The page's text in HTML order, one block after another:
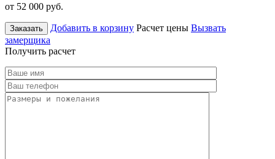
от 52 000 руб.
Заказать Добавить в корзину Расчет цены Вызвать
замерщика
Получить расчет